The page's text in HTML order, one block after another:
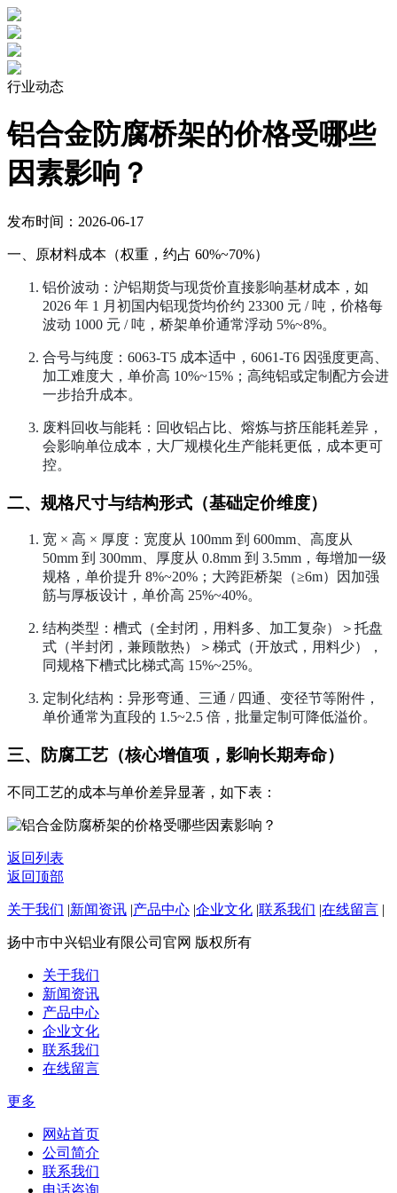
行业动态
铝合金防腐桥架的价格受哪些
因素影响？
发布时间：2026-06-17
一、原材料成本（权重，约占 60%~70%）
铝价波动：沪铝期货与现货价直接影响基材成本，如
2026 年 1 月初国内铝现货均价约 23300 元 / 吨，价格每
波动 1000 元 / 吨，桥架单价通常浮动 5%~8%。
合号与纯度：6063-T5 成本适中，6061-T6 因强度更高、
加工难度大，单价高 10%~15%；高纯铝或定制配方会进
一步抬升成本。
废料回收与能耗：回收铝占比、熔炼与挤压能耗差异，
会影响单位成本，大厂规模化生产能耗更低，成本更可
控。
二、规格尺寸与结构形式（基础定价维度）
宽 × 高 × 厚度：宽度从 100mm 到 600mm、高度从
50mm 到 300mm、厚度从 0.8mm 到 3.5mm，每增加一级
规格，单价提升 8%~20%；大跨距桥架（≥6m）因加强
筋与厚板设计，单价高 25%~40%。
结构类型：槽式（全封闭，用料多、加工复杂）＞托盘
式（半封闭，兼顾散热）＞梯式（开放式，用料少），
同规格下槽式比梯式高 15%~25%。
定制化结构：异形弯通、三通 / 四通、变径节等附件，
单价通常为直段的 1.5~2.5 倍，批量定制可降低溢价。
三、防腐工艺（核心增值项，影响长期寿命）
不同工艺的成本与单价差异显著，如下表：
返回列表
返回顶部
关于我们 |新闻资讯 |产品中心 |企业文化 |联系我们 |在线留言 |
扬中市中兴铝业有限公司官网 版权所有
关于我们
新闻资讯
产品中心
企业文化
联系我们
在线留言
更多
网站首页
公司简介
联系我们
电话咨询